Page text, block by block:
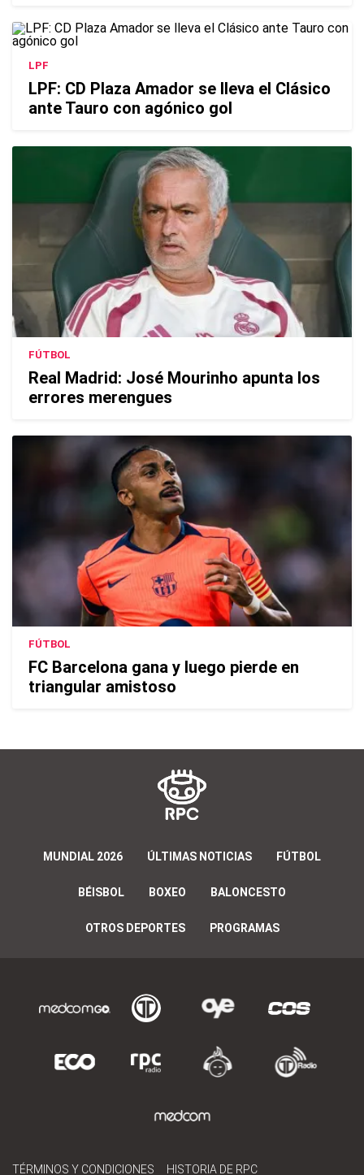
LPF
LPF: CD Plaza Amador se lleva el Clásico
ante Tauro con agónico gol
FÚTBOL
Real Madrid: José Mourinho apunta los
errores merengues
FÚTBOL
FC Barcelona gana y luego pierde en
triangular amistoso
MUNDIAL 2026 ÚLTIMAS NOTICIAS FÚTBOL
BÉISBOL BOXEO BALONCESTO
OTROS DEPORTES PROGRAMAS
TÉRMINOS Y CONDICIONES HISTORIA DE RPC